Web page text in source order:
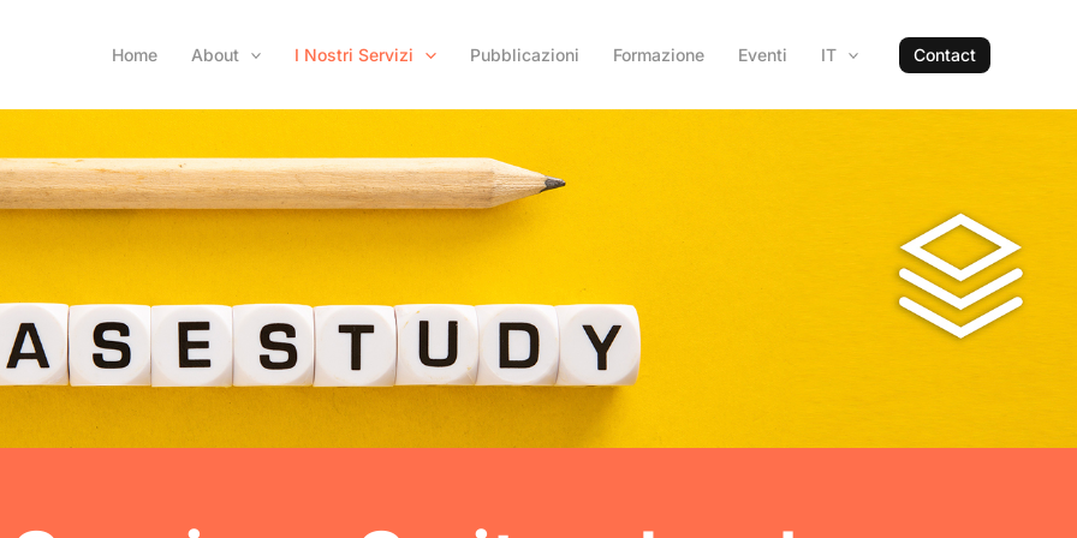
Home About I Nostri Servizi Pubblicazioni Formazione Eventi IT Contact